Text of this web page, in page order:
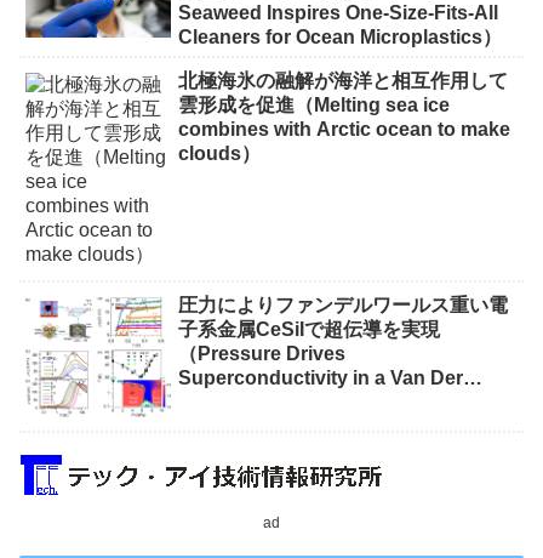
Seaweed Inspires One-Size-Fits-All
Cleaners for Ocean Microplastics）
北極海氷の融解が海洋と相互作用して
雲形成を促進（Melting sea ice
combines with Arctic ocean to make
clouds）
圧力によりファンデルワールス重い電
子系金属CeSiIで超伝導を実現
（Pressure Drives
Superconductivity in a Van Der
ad